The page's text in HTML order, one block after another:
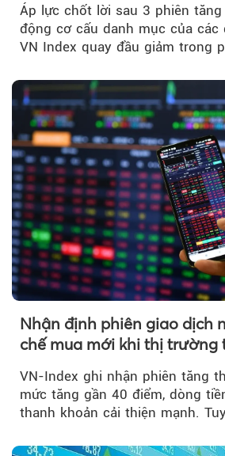
Áp lực chốt lời sau 3 phiên
động cơ cấu danh mục của các
VN Index quay đầu giảm trong
Nhận định phiên giao dịch
chế mua mới khi thị trường
VN-Index ghi nhận phiên tăng
mức tăng gần 40 điểm, dòng
thanh khoản cải thiện mạnh.